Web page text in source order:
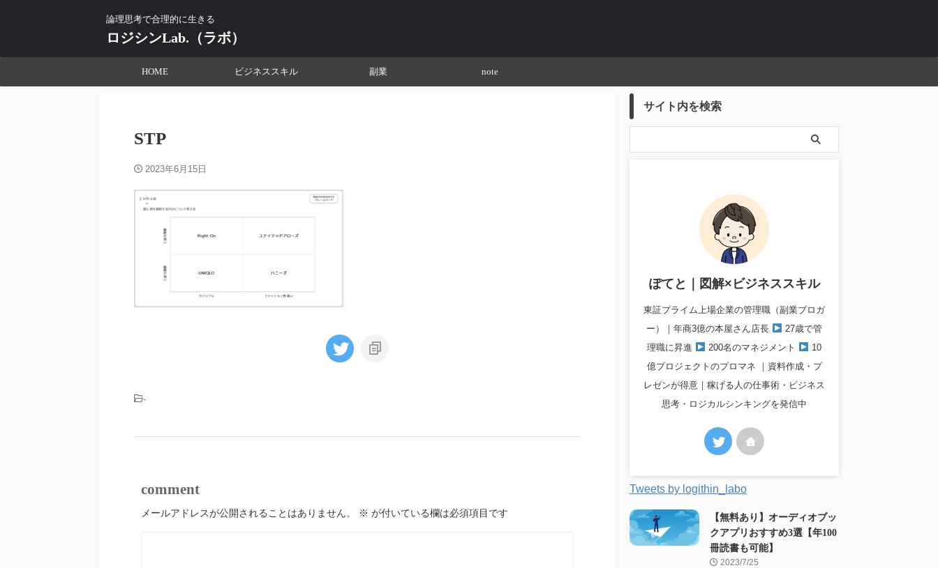
論理思考で合理的に生きる
ロジシンLab.（ラボ）
HOME ビジネススキル 副業 note
STP
2023年6月15日
-
comment
メールアドレスが公開されることはありません。 ※ が付いている欄は必須項目です
サイト内を検索
ぽてと｜図解×ビジネススキル
東証プライム上場企業の管理職（副業ブロガ
ー）｜年商3億の本屋さん店長
27歳で管
理職に昇進
200名のマネジメント
10
億プロジェクトのプロマネ ｜資料作成・プ
レゼンが得意｜稼げる人の仕事術・ビジネス
思考・ロジカルシンキングを発信中
Tweets by logithin_labo
【無料あり】オーディオブッ
クアプリおすすめ3選【年100
冊読書も可能】
2023/7/25